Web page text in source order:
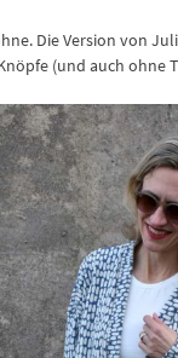
Die Version von
(und auch ohne